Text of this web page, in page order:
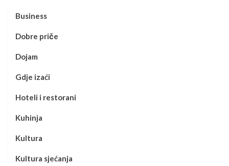
Business
Dobre priče
Dojam
Gdje izaći
Hoteli i restorani
Kuhinja
Kultura
Kultura sjećanja